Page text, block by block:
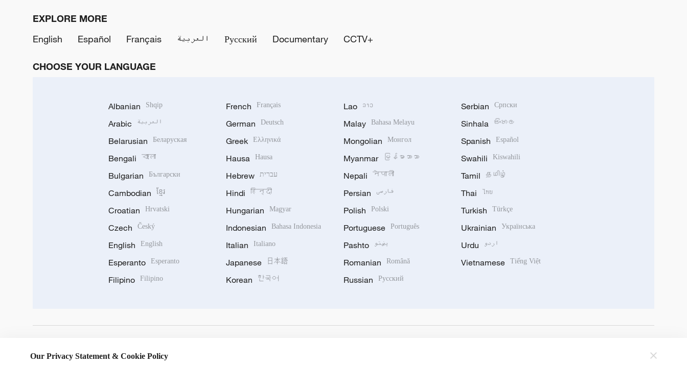
EXPLORE MORE
English
Español Français العربية Русский Documentary CCTV+
CHOOSE YOUR LANGUAGE
Albanian Shqip
Arabic العربية
Belarusian Беларуская
Bengali বাংলা
Bulgarian Български
Cambodian ខ្មែរ
Croatian Hrvatski
Czech Český
English English
Esperanto Esperanto
Filipino Filipino
French Français
German Deutsch
Greek Ελληνικά
Hausa Hausa
Hebrew עברית
Hindi हिन्दी
Hungarian Magyar
Indonesian Bahasa Indonesia
Italian Italiano
Japanese 日本語
Korean 한국어
Lao ລາວ
Malay Bahasa Melayu
Mongolian Монгол
Myanmar မြန်မာဘာသာ
Nepali नेपाली
Persian فارسی
Polish Polski
Portuguese Português
Pashto پښتو
Romanian Română
Russian Русский
Serbian Српски
Sinhala සිංහල
Spanish Español
Swahili Kiswahili
Tamil தமிழ்
Thai ไทย
Turkish Türkçe
Ukrainian Українська
Urdu اردو
Vietnamese Tiếng Việt
Our Privacy Statement & Cookie Policy